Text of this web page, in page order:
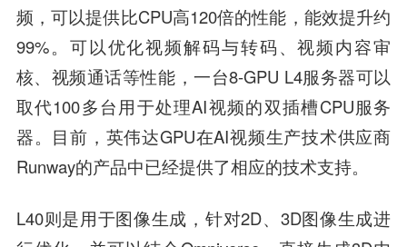
频，可以提供比CPU高120倍的性能，能效提升约
99%。可以优化视频解码与转码、视频内容审
核、视频通话等性能，一台8-GPU L4服务器可以
取代100多台用于处理AI视频的双插槽CPU服务
器。目前，英伟达GPU在AI视频生产技术供应商
Runway的产品中已经提供了相应的技术支持。
L40则是用于图像生成，针对2D、3D图像生成进